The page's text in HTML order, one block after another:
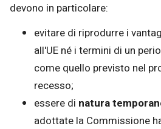
devono in particolare:
evitare di riprodurre i
all'UE né i termini di un
come quello previsto nel
recesso;
essere di natura
adottate la Commissione